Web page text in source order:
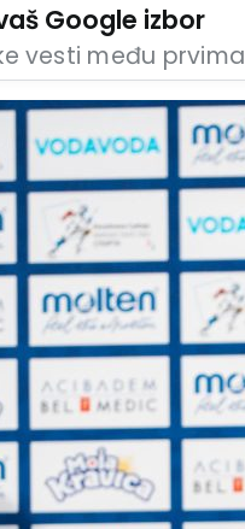
Google izbor
vesti među prvima